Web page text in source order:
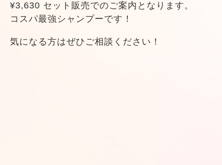
¥3,630 セット販売でのご案内となります。
コスパ最強シャンプーです！
気になる方はぜひご相談ください！